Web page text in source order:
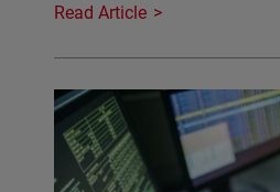
Read Article